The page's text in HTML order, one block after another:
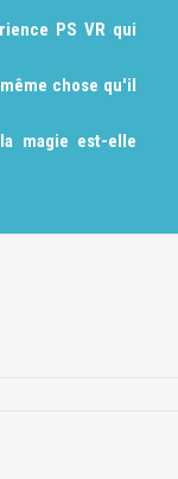
PS VR qui
chose qu'il
magie est-elle